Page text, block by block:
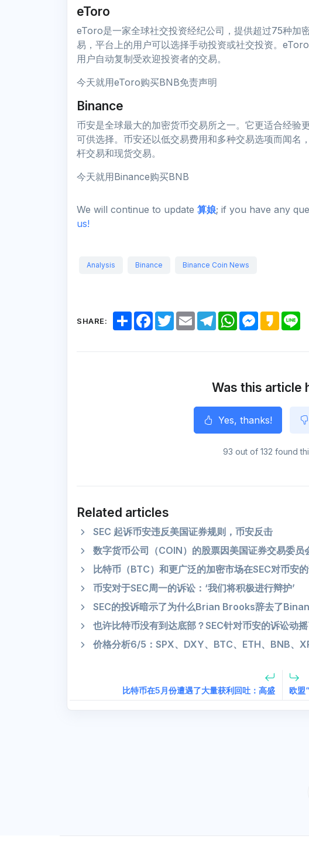
eToro
eToro是一家全球社交投资经纪公司，提供超过75种加
易，平台上的用户可以选择手动投资或社交投资。
用户自动复制受欢迎投资者的交易。
今天就用eToro购买BNB免责声明
Binance
币安是全球最大的加密货币交易所之一。它更适合经验
可供选择。币安还以低交易费用和多种交易选项而闻名
杆交易和现货交易。
今天就用Binance购买BNB
We will continue to update 算娘; if you have any
us!
Analysis Binance Binance Coin News
SHARE:
S
h
F
a
T
w
E
m
T
e
m
W
h
p
M
e
e
r
K
a
Was this article
Yes, thanks!
93 out of 132 found
Related articles
SEC 起诉币安违反美国证券规则，币安反击
数字货币公司（COIN）的股票因美国证券交易委
比特币（BTC）和更广泛的加密市场在SEC对币安
币安对于SEC周一的诉讼：‘我们将积极进行辩护’
SEC的投诉暗示了为什么Brian Brooks辞去了
也许比特币没有到达底部？SEC针对币安的诉讼动
价格分析6/5：SPX、DXY、BTC、ETH、BNB、
比特币在5月份遭遇了大量获利回吐：高盛 欧盟